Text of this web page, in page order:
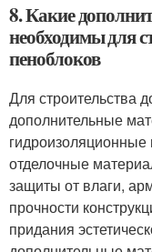
8. Какие
необходимы для
пеноблоков
Для строительства
дополнительные
отделочные
защиты от влаги,
прочности
придания